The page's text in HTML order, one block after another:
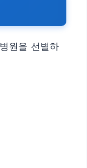
원을 선별하